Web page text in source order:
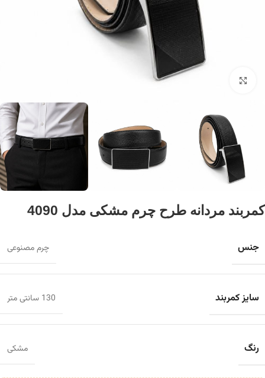
برای بزرگنمایی کلیک کنید
کمربند مردانه طرح چرم مشکی مدل 4090
جنس چرم مصنوعی
سایز کمربند 130 سانتی متر
رنگ مشکی